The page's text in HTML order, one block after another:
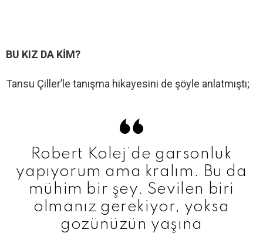
BU KIZ DA KİM?
Tansu Çiller’le tanışma hikayesini de şöyle anlatmıştı;
Robert Kolej’de garsonluk
yapıyorum ama kralım. Bu da
mühim bir şey. Sevilen biri
olmanız gerekiyor, yoksa
gözünüzün yaşına